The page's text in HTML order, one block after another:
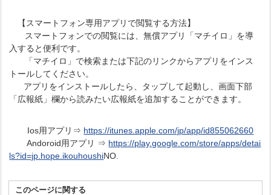
【スマートフォン専用アプリで閲覧する方法】
スマートフォンでの閲覧には、無償アプリ「マチイロ」を導
入すると便利です。
「マチイロ」で検索または下記のリンクからアプリをインス
トールしてください。
アプリをインストールしたら、タップして起動し、画面下部
「広報紙」欄から読みたい広報紙を追加することができます。
Ios用アプリ⇒ https://itunes.apple.com/jp/app/id855062660
Andoroid用アプリ ⇒ https://play.google.com/store/apps/detai
ls?id=jp.hope.ikouhoushiNO.
このページに関する